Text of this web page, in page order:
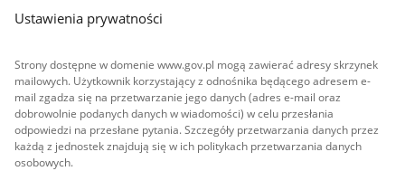
Ustawienia prywatności
Strony dostępne w domenie www.gov.pl mogą zawierać adresy skrzynek
mailowych. Użytkownik korzystający z odnośnika będącego adresem e-
mail zgadza się na przetwarzanie jego danych (adres e-mail oraz
dobrowolnie podanych danych w wiadomości) w celu przesłania
odpowiedzi na przesłane pytania. Szczegóły przetwarzania danych przez
każdą z jednostek znajdują się w ich politykach przetwarzania danych
osobowych.